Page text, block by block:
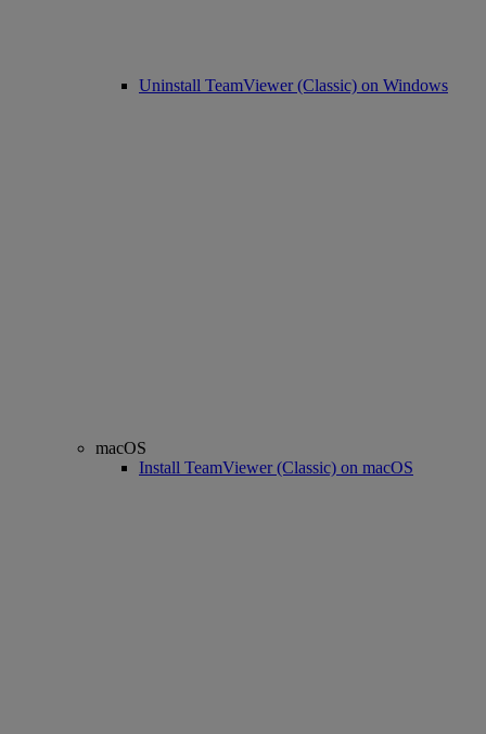
Uninstall TeamViewer (Classic) on Windows
macOS
Install TeamViewer (Classic) on macOS